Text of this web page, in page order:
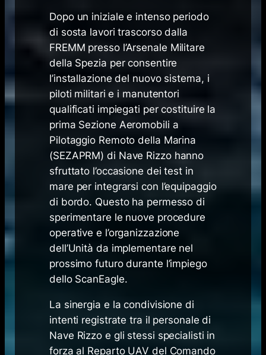
Dopo un iniziale e intenso periodo
di sosta lavori trascorso dalla
FREMM presso l’Arsenale Militare
della Spezia per consentire
l’installazione del nuovo sistema, i
piloti militari e i manutentori
qualificati impiegati per costituire la
prima Sezione Aeromobili a
Pilotaggio Remoto della Marina
(SEZAPRM) di Nave Rizzo hanno
sfruttato l’occasione dei test in
mare per integrarsi con l’equipaggio
di bordo. Questo ha permesso di
sperimentare le nuove procedure
operative e l’organizzazione
dell’Unità da implementare nel
prossimo futuro durante l’impiego
dello ScanEagle.
La sinergia e la condivisione di
intenti registrate tra il personale di
Nave Rizzo e gli stessi specialisti in
forza al Reparto UAV del Comando